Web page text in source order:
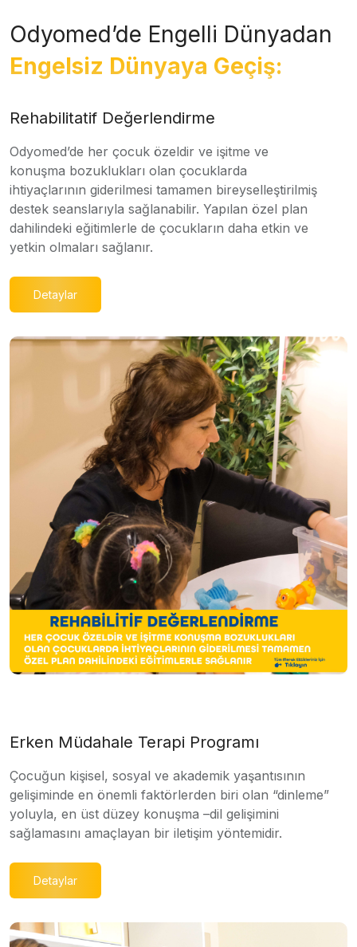
Odyomed’de Engelli Dünyadan
Engelsiz Dünyaya Geçiş:
Rehabilitatif Değerlendirme
Odyomed’de her çocuk özeldir ve işitme ve
konuşma bozuklukları olan çocuklarda
ihtiyaçlarının giderilmesi tamamen bireyselleştirilmiş
destek seanslarıyla sağlanabilir. Yapılan özel plan
dahilindeki eğitimlerle de çocukların daha etkin ve
yetkin olmaları sağlanır.
Detaylar
Erken Müdahale Terapi Programı
Çocuğun kişisel, sosyal ve akademik yaşantısının
gelişiminde en önemli faktörlerden biri olan “dinleme”
yoluyla, en üst düzey konuşma –dil gelişimini
sağlamasını amaçlayan bir iletişim yöntemidir.
Detaylar